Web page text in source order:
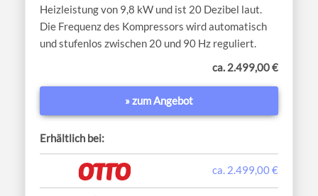
Heizleistung von 9,8 kW und ist 20 Dezibel laut.
Die Frequenz des Kompressors wird automatisch
und stufenlos zwischen 20 und 90 Hz reguliert.
ca. 2.499,00 €
» zum Angebot
Erhältlich bei:
ca. 2.499,00 €